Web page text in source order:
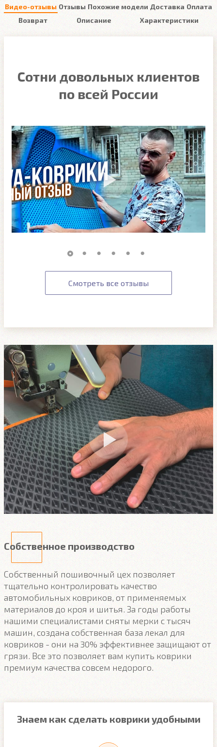
Видео-отзывы Отзывы Похожие модели Доставка Оплата
Возврат
Описание Характеристики
Сотни довольных клиентов
по всей России
Смотреть все отзывы
Собственное производство
Собственный пошивочный цех позволяет
тщательно контролировать качество
автомобильных ковриков, от применяемых
материалов до кроя и шитья. За годы работы
нашими специалистами сняты мерки с тысяч
машин, создана собственная база лекал для
ковриков - они на 30% эффективнее защищают от
грязи. Все это позволяет вам купить коврики
премиум качества совсем недорого.
Знаем как сделать коврики удобными